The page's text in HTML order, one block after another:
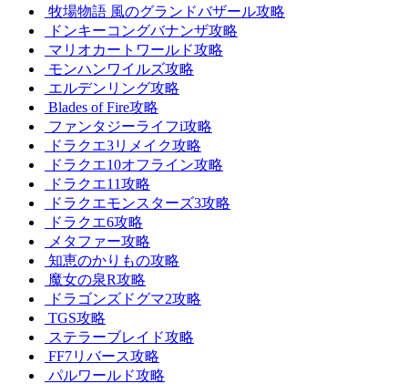
牧場物語 風のグランドバザール攻略
ドンキーコングバナンザ攻略
マリオカートワールド攻略
モンハンワイルズ攻略
エルデンリング攻略
Blades of Fire攻略
ファンタジーライフi攻略
ドラクエ3リメイク攻略
ドラクエ10オフライン攻略
ドラクエ11攻略
ドラクエモンスターズ3攻略
ドラクエ6攻略
メタファー攻略
知恵のかりもの攻略
魔女の泉R攻略
ドラゴンズドグマ2攻略
TGS攻略
ステラーブレイド攻略
FF7リバース攻略
パルワールド攻略